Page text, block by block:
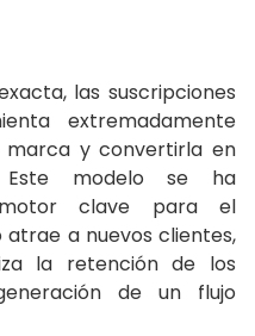
las suscripciones
extremadamente
y convertirla en
Este modelo se ha
clave para el
a nuevos clientes,
la retención de los
de un flujo